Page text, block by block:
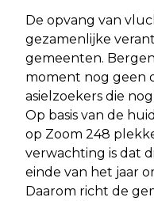
De opvang van
gezamenlijke
gemeenten.
moment nog geen
asielzoekers die
Op basis van de
op Zoom 248
verwachting is dat
einde van het jaar
Daarom richt de